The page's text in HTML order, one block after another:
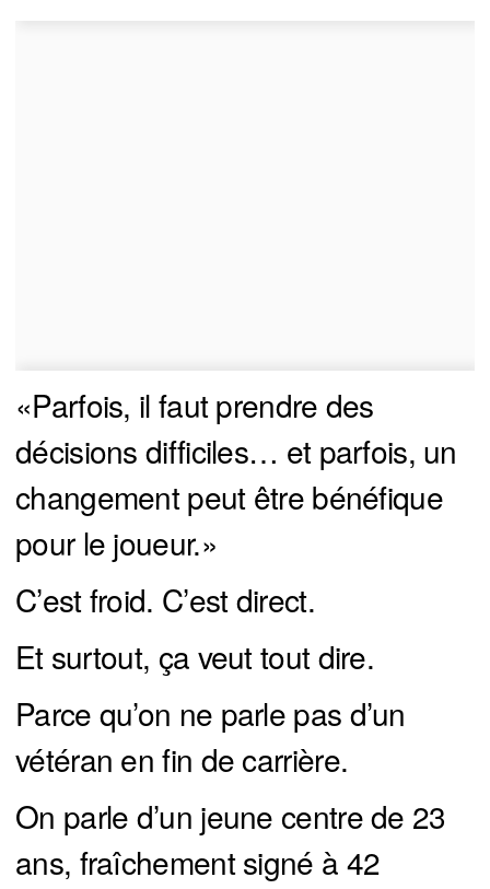
«Parfois, il faut prendre des
décisions difficiles… et parfois, un
changement peut être bénéfique
pour le joueur.»
C’est froid. C’est direct.
Et surtout, ça veut tout dire.
Parce qu’on ne parle pas d’un
vétéran en fin de carrière.
On parle d’un jeune centre de 23
ans, fraîchement signé à 42